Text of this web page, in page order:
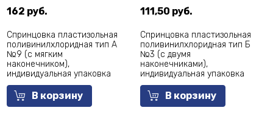
162 руб.
Спринцовка пластизольная
поливинилхлоридная тип А
№9 (с мягким
наконечником),
индивидуальная упаковка
В корзину
111,50 руб.
Спринцовка пластизольная
поливинилхлоридная тип Б
№3 (с двумя
наконечниками),
индивидуальная упаковка
В корзину